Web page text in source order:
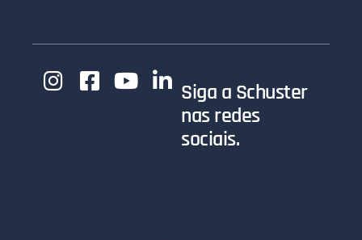
Siga a Schuster
nas redes
sociais.